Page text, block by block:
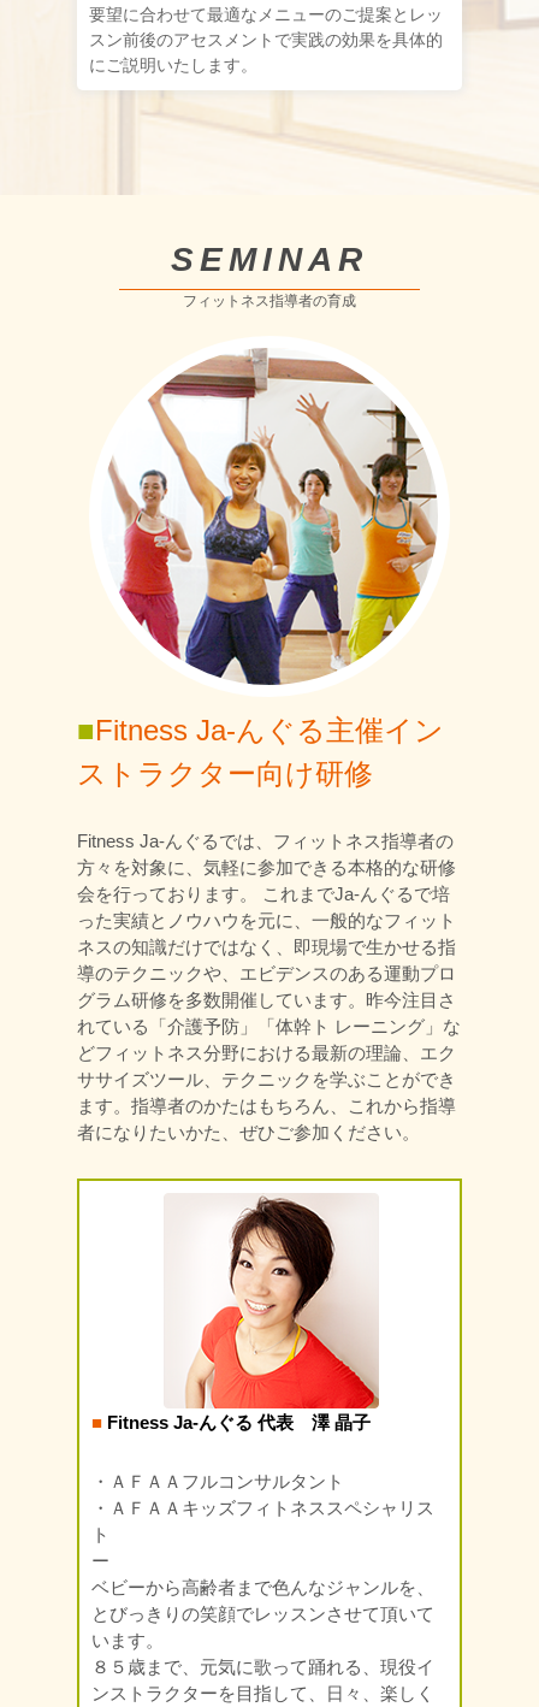
要望に合わせて最適なメニューのご提案とレッ
スン前後のアセスメントで実践の効果を具体的
にご説明いたします。
SEMINAR
フィットネス指導者の育成
■Fitness Ja-んぐる主催イン
ストラクター向け研修
Fitness Ja-んぐるでは、フィットネス指導者の
方々を対象に、気軽に参加できる本格的な研修
会を行っております。 これまでJa-んぐるで培
った実績とノウハウを元に、一般的なフィット
ネスの知識だけではなく、即現場で生かせる指
導のテクニックや、エビデンスのある運動プロ
グラム研修を多数開催しています。昨今注目さ
れている「介護予防」「体幹ト レーニング」な
どフィットネス分野における最新の理論、エク
ササイズツール、テクニックを学ぶことができ
ます。指導者のかたはもちろん、これから指導
者になりたいかた、ぜひご参加ください。
■ Fitness Ja-んぐる 代表 澤 晶子
・ＡＦＡＡフルコンサルタント
・ＡＦＡＡキッズフィトネススペシャリス
ト
ー
ベビーから高齢者まで色んなジャンルを、
とびっきりの笑顔でレッスンさせて頂いて
います。
８５歳まで、元気に歌って踊れる、現役イ
ンストラクターを目指して、日々、楽しく